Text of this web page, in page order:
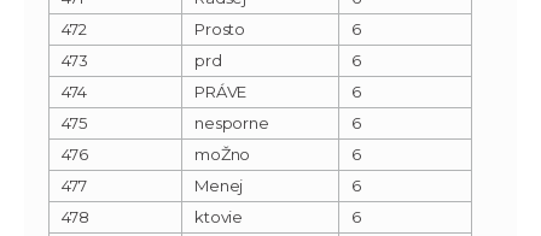
472
Prosto
6
473
prd
6
474
PRÁVE
6
475
nesporne
6
476
moŽno
6
477
Menej
6
478
ktovie
6